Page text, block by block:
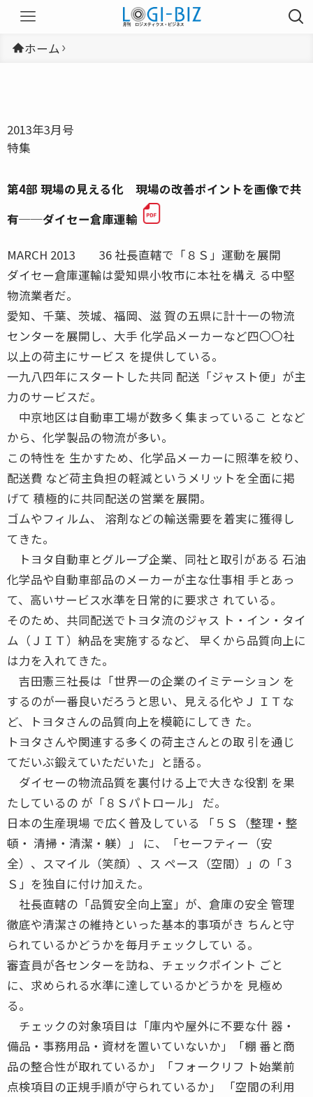
ホーム
2013年3月号
特集
第4部 現場の見える化 現場の改善ポイントを画像で共
有──ダイセー倉庫運輸
MARCH 2013 36 社長直轄で「８Ｓ」運動を展開
ダイセー倉庫運輸は愛知県小牧市に本社を構え る中堅
物流業者だ。
愛知、千葉、茨城、福岡、滋 賀の五県に計十一の物流
センターを展開し、大手 化学品メーカーなど四〇〇社
以上の荷主にサービス を提供している。
一九八四年にスタートした共同 配送「ジャスト便」が主
力のサービスだ。
中京地区は自動車工場が数多く集まっているこ となど
から、化学製品の物流が多い。
この特性を 生かすため、化学品メーカーに照準を絞り、
配送費 など荷主負担の軽減というメリットを全面に掲
げて 積極的に共同配送の営業を展開。
ゴムやフィルム、 溶剤などの輸送需要を着実に獲得し
てきた。
トヨタ自動車とグループ企業、同社と取引がある 石油
化学品や自動車部品のメーカーが主な仕事相 手とあっ
て、高いサービス水準を日常的に要求さ れている。
そのため、共同配送でトヨタ流のジャス ト・イン・タイ
ム（ＪＩＴ）納品を実施するなど、 早くから品質向上に
は力を入れてきた。
吉田憲三社長は「世界一の企業のイミテーション を
するのが一番良いだろうと思い、見える化やＪ ＩＴな
ど、トヨタさんの品質向上を模範にしてき た。
トヨタさんや関連する多くの荷主さんとの取 引を通じ
てだいぶ鍛えていただいた」と語る。
ダイセーの物流品質を裏付ける上で大きな役割 を果
たしているの が「８Ｓパトロール」 だ。
日本の生産現場 で広く普及している 「５Ｓ（整理・整
頓・ 清掃・清潔・躾）」 に、「セーフティー（安
全）、スマイル（笑顔）、ス ペース（空間）」の「３
Ｓ」を独自に付け加えた。
社長直轄の「品質安全向上室」が、倉庫の安全 管理
徹底や清潔さの維持といった基本的事項がき ちんと守
られているかどうかを毎月チェックしてい る。
審査員が各センターを訪ね、チェックポイント ごと
に、求められる水準に達しているかどうかを 見極め
る。
チェックの対象項目は「庫内や屋外に不要な什 器・
備品・事務用品・資材を置いていないか」「棚 番と商
品の整合性が取れているか」「フォークリフ ト始業前
点検項目の正規手順が守られているか」 「空間の利用